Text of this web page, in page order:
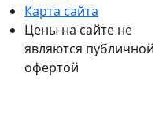
Карта сайта
Цены на сайте не
являются публичной
офертой